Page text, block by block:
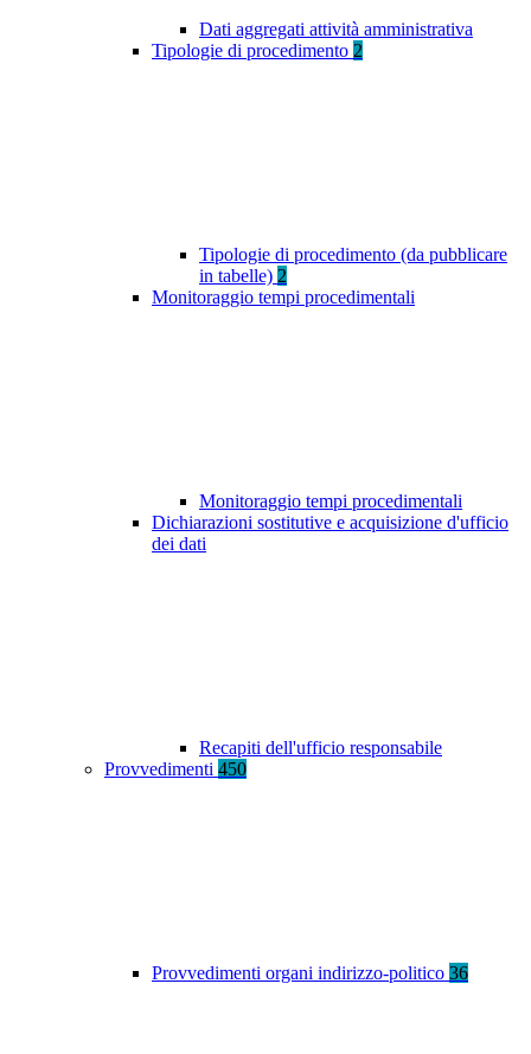
Dati aggregati attività amministrativa
Tipologie di procedimento 2
Tipologie di procedimento (da pubblicare
in tabelle) 2
Monitoraggio tempi procedimentali
Monitoraggio tempi procedimentali
Dichiarazioni sostitutive e acquisizione d'ufficio
dei dati
Recapiti dell'ufficio responsabile
Provvedimenti 450
Provvedimenti organi indirizzo-politico 36